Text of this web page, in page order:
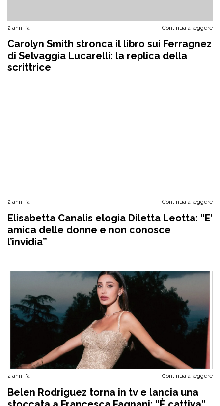
2 anni fa Continua a leggere
Carolyn Smith stronca il libro sui Ferragnez
di Selvaggia Lucarelli: la replica della
scrittrice
2 anni fa Continua a leggere
Elisabetta Canalis elogia Diletta Leotta: “E’
amica delle donne e non conosce
l’invidia”
2 anni fa Continua a leggere
Belen Rodriguez torna in tv e lancia una